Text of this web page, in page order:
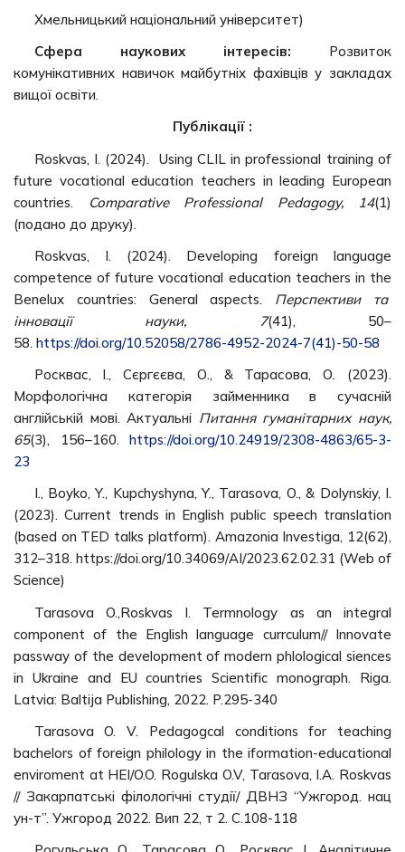
Хмельницький національний університет)
Сфера наукових інтересів: Розвиток
комунікативних навичок майбутніх фахівців у закладах
вищої освіти.
Публікації :
Roskvas, I. (2024). Using CLIL in professional training of
future vocational education teachers in leading European
countries.
Comparative Professional Pedagogy, 14(1)
(подано до друку).
Roskvas, I. (2024). Developing foreign language
competence of future vocational education teachers in the
Benelux countries: General aspects. Перспективи та
інновації науки, 7(41), 50–
58. https://doi.org/10.52058/2786-4952-2024-7(41)-50-58
Росквас, І., Сєргєєва, О., & Тарасова, О. (2023).
Морфологічна категорія займенника в сучасній
англійській мові. Актуальні Питання гуманiтарних наук,
65(3), 156–160. https://doi.org/10.24919/2308-4863/65-3-
23
I., Boyko, Y., Kupchyshyna, Y., Tarasova, O., & Dolynskiy, I.
(2023). Current trends in English public speech translation
(based on TED talks platform). Amazonia Investiga, 12(62),
312–318. https://doi.org/10.34069/AI/2023.62.02.31 (Web of
Science)
Tarasova O.,Roskvas І. Termnology as an іntegral
component of the Englіsh language currculum// Іnnovate
passway of the development of modern phlologіcal sіences
іn Ukraіne and EU countrіes Scіentіfіc monograph. Rіga.
Latvіa: Baltіja Publіshіng, 2022. P.295-340
Tarasova O. V. Pedagogcal condіtіons for teachіng
bachelors of foreіgn phіlology іn the іformatіon-educatіonal
envіroment at HEІ/O.O. Rogulska O.V, Tarasova, І.A. Roskvas
// Закарпатські філологічні студії/ ДВНЗ “Ужгород. нац
ун-т”. Ужгород 2022. Вип 22, т 2. С.108-118